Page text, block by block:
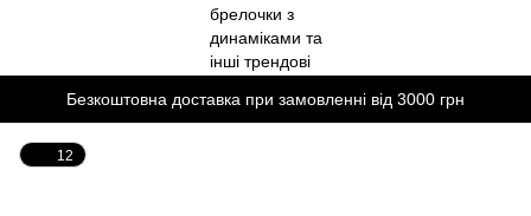
Безкоштовна доставка при замовленні від 3000 грн
12